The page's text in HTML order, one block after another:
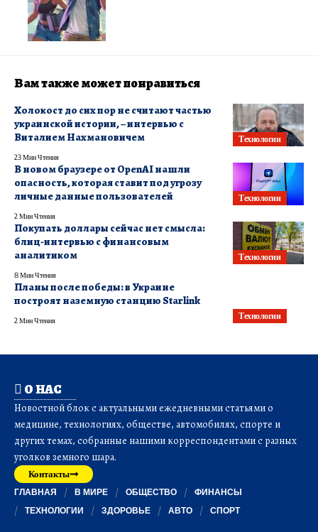
Вам также может понравиться
Технологии
Холокост до сих пор не считают частью
украинской истории, – интервью с
Виталием Нахмановичем
23 Мин Чтения
Технологии
В новом браузере от OpenAI нашли
опасность, которая ставит под угрозу
личные данные пользователей
2 Мин Чтения
Технологии
Покупать доллары сейчас нет смысла:
блиц-интервью с финансовым
аналитиком
8 Мин Чтения
Технологии
Планы после победы: в Украине
построят наземную станцию ​​Starlink
2 Мин Чтения
О НАС
Новостной блок с актуальными ежедневными статьями о
медицине, технологиях, обществе, автомобилях, спорте и
других темах, собранные нашими корреспондентами с разных
уголков земного шара.
Контакты
ГЛАВНАЯ В МИРЕ ОБЩЕСТВО
ФИНАНСЫ
ТЕХНОЛОГИИ
ЗДОРОВЬЕ АВТО СПОРТ